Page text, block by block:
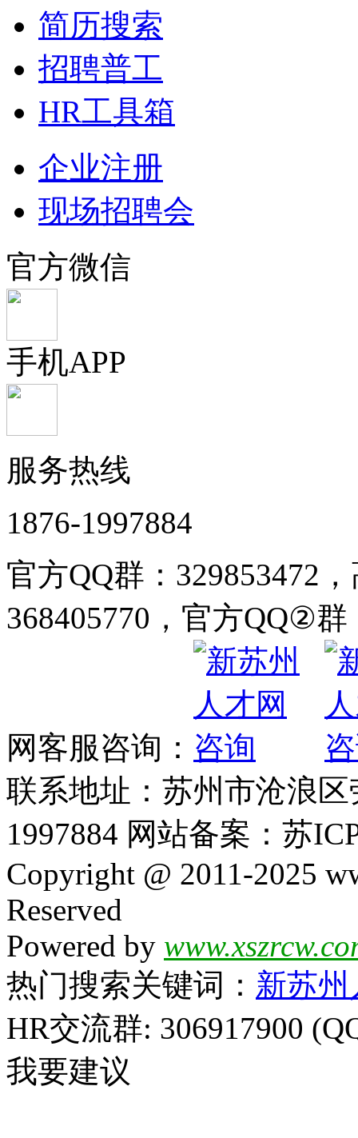
简历搜索
招聘普工
HR工具箱
企业注册
现场招聘会
官方微信
手机APP
服务热线
1876-1997884
官方QQ群：329853472
368405770，官方QQ②群
网客服咨询：
联系地址：苏州市沧浪
1997884 网站备案：苏
Copyright @ 2011-2025
Reserved
Powered by
热门搜索关键词： 新苏
HR交流群: 306917900
我要建议